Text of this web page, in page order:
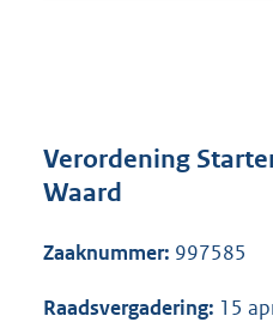
Verordening
Waard
Zaaknummer: 997585
Raadsvergadering: 15